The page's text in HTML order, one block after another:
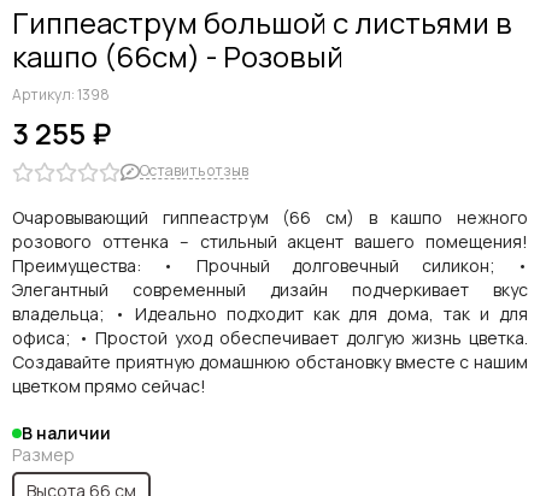
Ранункулюсы
Гладиолусы
Другие цветы
Космеи, ромашки
Гиппеаструм большой с листьями в
кашпо (66см) - Розовый
Артикул:1398
3 255 ₽
Оставить отзыв
Очаровывающий гиппеаструм (66 см) в кашпо нежного
розового оттенка – стильный акцент вашего помещения!
Преимущества: • Прочный долговечный силикон; •
Элегантный современный дизайн подчеркивает вкус
владельца; • Идеально подходит как для дома, так и для
офиса; • Простой уход обеспечивает долгую жизнь цветка.
Создавайте приятную домашнюю обстановку вместе с нашим
цветком прямо сейчас!
В наличии
Размер
Высота 66 см